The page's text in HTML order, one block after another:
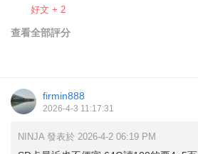
好文 + 2
查看全部評分
firmin888
2026-4-3 11:17:31
NINJA 發表於 2026-4-2 06:19 PM